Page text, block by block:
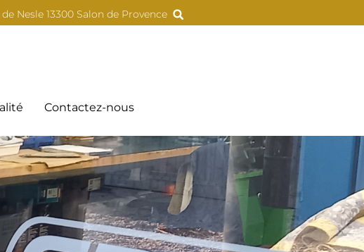
Nesle 13300 Salon de Provence
Contactez-nous